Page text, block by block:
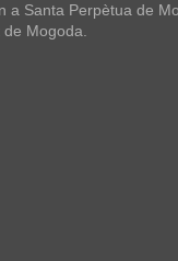
a Santa Perpètua de
Mogoda.